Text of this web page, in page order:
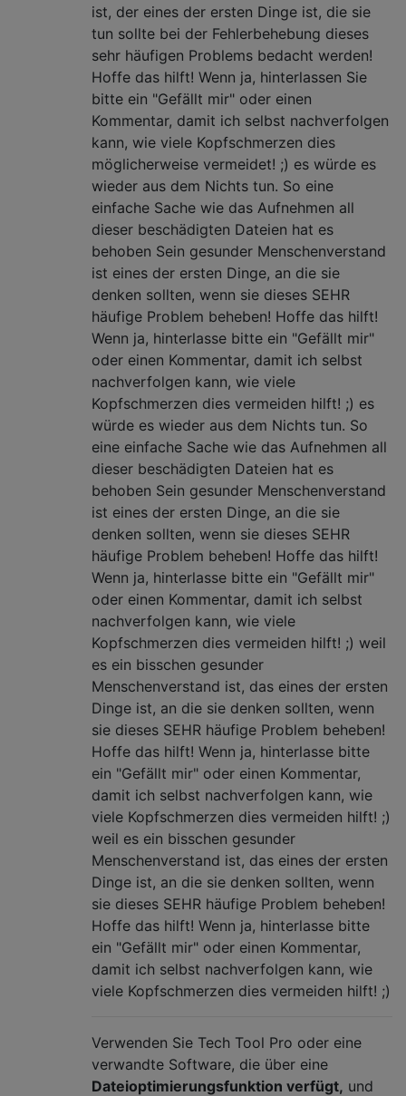
ist, der eines der ersten Dinge ist, die sie
tun sollte bei der Fehlerbehebung dieses
sehr häufigen Problems bedacht werden!
Hoffe das hilft! Wenn ja, hinterlassen Sie
bitte ein "Gefällt mir" oder einen
Kommentar, damit ich selbst nachverfolgen
kann, wie viele Kopfschmerzen dies
möglicherweise vermeidet! ;) es würde es
wieder aus dem Nichts tun. So eine
einfache Sache wie das Aufnehmen all
dieser beschädigten Dateien hat es
behoben Sein gesunder Menschenverstand
ist eines der ersten Dinge, an die sie
denken sollten, wenn sie dieses SEHR
häufige Problem beheben! Hoffe das hilft!
Wenn ja, hinterlasse bitte ein "Gefällt mir"
oder einen Kommentar, damit ich selbst
nachverfolgen kann, wie viele
Kopfschmerzen dies vermeiden hilft! ;) es
würde es wieder aus dem Nichts tun. So
eine einfache Sache wie das Aufnehmen all
dieser beschädigten Dateien hat es
behoben Sein gesunder Menschenverstand
ist eines der ersten Dinge, an die sie
denken sollten, wenn sie dieses SEHR
häufige Problem beheben! Hoffe das hilft!
Wenn ja, hinterlasse bitte ein "Gefällt mir"
oder einen Kommentar, damit ich selbst
nachverfolgen kann, wie viele
Kopfschmerzen dies vermeiden hilft! ;) weil
es ein bisschen gesunder
Menschenverstand ist, das eines der ersten
Dinge ist, an die sie denken sollten, wenn
sie dieses SEHR häufige Problem beheben!
Hoffe das hilft! Wenn ja, hinterlasse bitte
ein "Gefällt mir" oder einen Kommentar,
damit ich selbst nachverfolgen kann, wie
viele Kopfschmerzen dies vermeiden hilft! ;)
weil es ein bisschen gesunder
Menschenverstand ist, das eines der ersten
Dinge ist, an die sie denken sollten, wenn
sie dieses SEHR häufige Problem beheben!
Hoffe das hilft! Wenn ja, hinterlasse bitte
ein "Gefällt mir" oder einen Kommentar,
damit ich selbst nachverfolgen kann, wie
viele Kopfschmerzen dies vermeiden hilft! ;)
Verwenden Sie Tech Tool Pro oder eine
verwandte Software, die über eine
Dateioptimierungsfunktion verfügt, und